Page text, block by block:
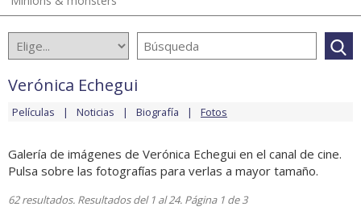
Verónica Echegui
Películas Noticias Biografía Fotos
Galería de imágenes de Verónica Echegui en el canal de cine.
Pulsa sobre las fotografías para verlas a mayor tamaño.
62 resultados. Resultados del 1 al 24. Página 1 de 3